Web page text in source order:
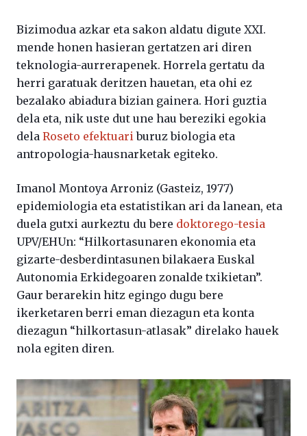
Bizimodua azkar eta sakon aldatu digute XXI.
mende honen hasieran gertatzen ari diren
teknologia-aurrerapenek. Horrela gertatu da
herri garatuak deritzen hauetan, eta ohi ez
bezalako abiadura bizian gainera. Hori guztia
dela eta, nik uste dut une hau bereziki egokia
dela Roseto efektuariburuz biologia eta
antropologia-hausnarketak egiteko.
Imanol Montoya Arroniz (Gasteiz, 1977)
epidemiologia eta estatistikan ari da lanean, eta
duela gutxi aurkeztu du bere doktorego-tesia
UPV/EHUn: “Hilkortasunaren ekonomia eta
gizarte-desberdintasunen bilakaera Euskal
Autonomia Erkidegoaren zonalde txikietan”.
Gaur berarekin hitz egingo dugu bere
ikerketaren berri eman diezagun eta konta
diezagun “hilkortasun-atlasak” direlako hauek
nola egiten diren.